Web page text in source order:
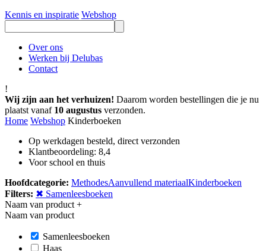
Kennis en inspiratie Webshop
Over ons
Werken bij Delubas
Contact
!
Wij zijn aan het verhuizen! Daarom worden bestellingen die je nu
plaatst vanaf 10 augustus verzonden.
Home Webshop Kinderboeken
Op werkdagen besteld, direct verzonden
Klantbeoordeling: 8,4
Voor school en thuis
Hoofdcategorie: MethodesAanvullend materiaalKinderboeken
Filters: ✖ Samenleesboeken
Naam van product +
Naam van product
Samenleesboeken
Haas